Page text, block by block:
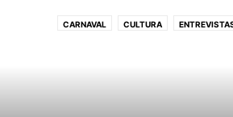
CARNAVAL CULTURA